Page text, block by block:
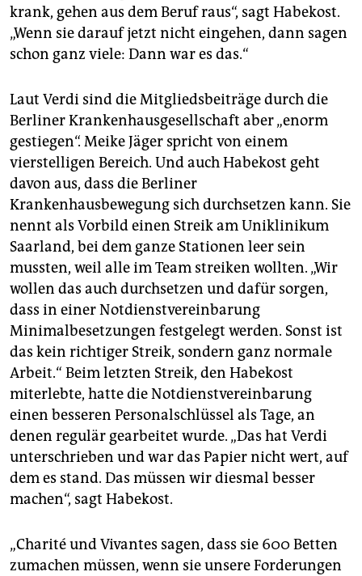
krank, gehen aus dem Beruf raus“, sagt Habekost.
„Wenn sie darauf jetzt nicht eingehen, dann ­sagen
schon ganz viele: Dann war es das.“
Laut Verdi sind die Mitgliedsbeiträge durch die
Berliner Krankenhausgesellschaft aber „enorm
gestiegen“. Meike ­Jäger spricht von einem
vierstelligen Bereich. Und auch Habekost geht
davon aus, dass die Berliner
Krankenhausbewegung sich durchsetzen kann. Sie
nennt als Vorbild einen Streik am Uniklinikum
Saarland, bei dem ganze Stationen leer sein
mussten, weil alle im Team streiken wollten. „Wir
wollen das auch durchsetzen und dafür sorgen,
dass in einer Notdienstvereinbarung
Minimalbesetzungen festgelegt werden. Sonst ist
das kein richtiger Streik, sondern ganz normale
Arbeit.“ Beim letzten Streik, den Habekost
miterlebte, hatte die Notdienstvereinbarung
einen besseren Personalschlüssel als Tage, an
denen regulär gearbeitet wurde. „Das hat Verdi
unterschrieben und war das Papier nicht wert, auf
dem es stand. Das müssen wir diesmal besser
machen“, sagt Habekost.
„Charité und Vivantes sagen, dass sie 600 Betten
zumachen müssen, wenn sie unsere Forderungen